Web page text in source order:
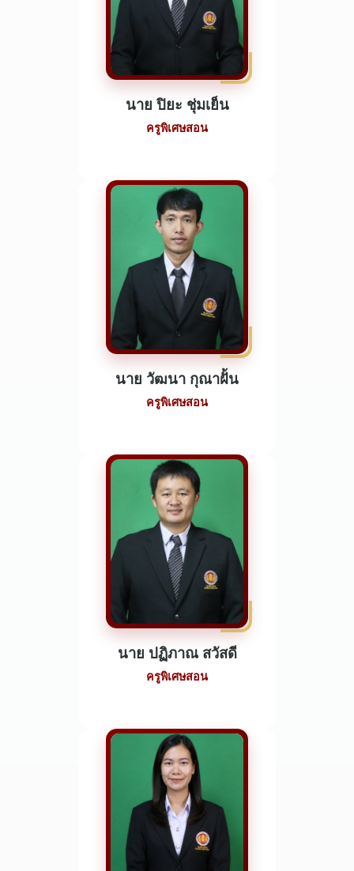
นาย ปิยะ ชุ่มเย็น
ครูพิเศษสอน
นาย วัฒนา กุณาฝั้น
ครูพิเศษสอน
นาย ปฏิภาณ สวัสดี
ครูพิเศษสอน